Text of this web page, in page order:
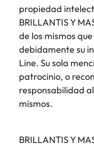
propiedad
BRILLANTIS Y
de los mismos
debidamente su
Line. Su sola
patrocinio, o
responsabilidad
mismos.
BRILLANTIS Y